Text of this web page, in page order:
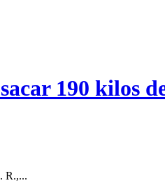
190 kilos
R.,...